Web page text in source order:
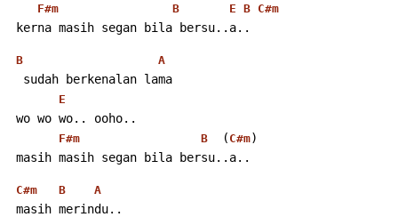
F#m B E B C#m
kerna masih segan bila bersu..a..
B A
  sudah berkenalan lama
E
wo wo wo.. ooho..
F#m B
  (
C#m)
masih masih segan bila bersu..a..
C#m B A
masih merindu..